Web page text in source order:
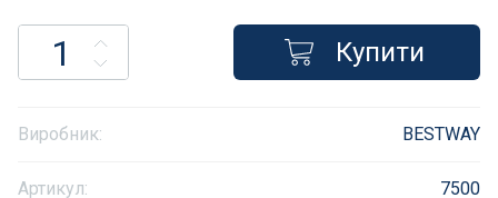
Засоби порятунку на воді
Виробник: BESTWAY
Артикул: 7500
Купити